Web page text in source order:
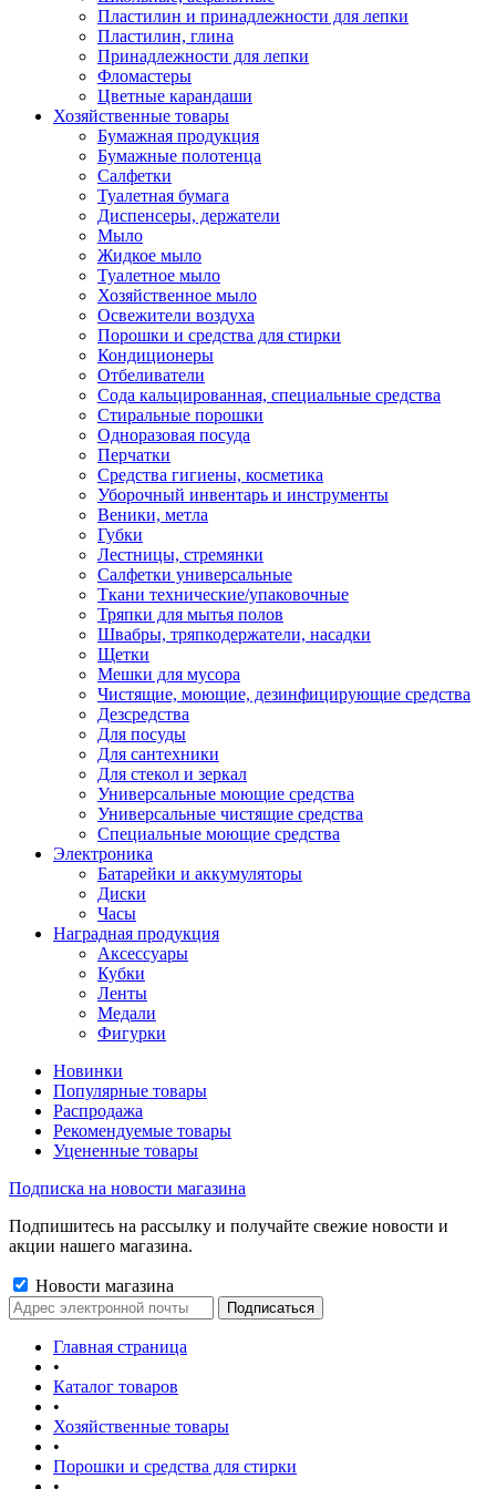
Пластилин и принадлежности для лепки
Пластилин, глина
Принадлежности для лепки
Фломастеры
Цветные карандаши
Хозяйственные товары
Бумажная продукция
Бумажные полотенца
Салфетки
Туалетная бумага
Диспенсеры, держатели
Мыло
Жидкое мыло
Туалетное мыло
Хозяйственное мыло
Освежители воздуха
Порошки и средства для стирки
Кондиционеры
Отбеливатели
Сода кальцированная, специальные средства
Стиральные порошки
Одноразовая посуда
Перчатки
Средства гигиены, косметика
Уборочный инвентарь и инструменты
Веники, метла
Губки
Лестницы, стремянки
Салфетки универсальные
Ткани технические/упаковочные
Тряпки для мытья полов
Швабры, тряпкодержатели, насадки
Щетки
Мешки для мусора
Чистящие, моющие, дезинфицирующие средства
Дезсредства
Для посуды
Для сантехники
Для стекол и зеркал
Универсальные моющие средства
Универсальные чистящие средства
Специальные моющие средства
Электроника
Батарейки и аккумуляторы
Диски
Часы
Наградная продукция
Аксессуары
Кубки
Ленты
Медали
Фигурки
Новинки
Популярные товары
Распродажа
Рекомендуемые товары
Уцененные товары
Подписка на новости магазина
Подпишитесь на рассылку и получайте свежие новости и
акции нашего магазина.
Новости магазина
Главная страница
•
Каталог товаров
•
Хозяйственные товары
•
Порошки и средства для стирки